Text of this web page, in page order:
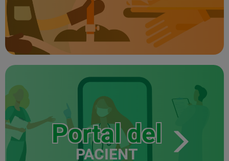
Portal del
PACIENT